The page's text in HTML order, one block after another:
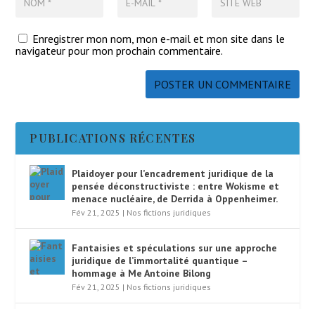
Enregistrer mon nom, mon e-mail et mon site dans le
navigateur pour mon prochain commentaire.
PUBLICATIONS RÉCENTES
Plaidoyer pour l’encadrement juridique de la
pensée déconstructiviste : entre Wokisme et
menace nucléaire, de Derrida à Oppenheimer.
Fév 21, 2025 | Nos fictions juridiques
Fantaisies et spéculations sur une approche
juridique de l’immortalité quantique –
hommage à Me Antoine Bilong
Fév 21, 2025 | Nos fictions juridiques